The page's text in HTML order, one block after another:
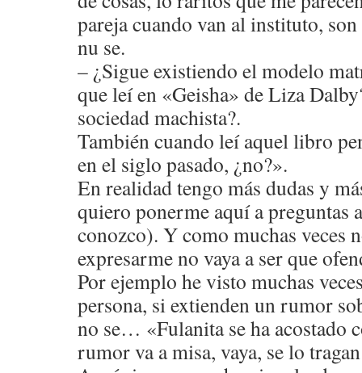
pareja cuando van al instituto,
nu se.
– ¿Sigue existiendo el modelo
que leí en «Geisha» de Liza
sociedad machista?.
También cuando leí aquel libro
en el siglo pasado, ¿no?».
En realidad tengo más dudas y
quiero ponerme aquí a preguntas
conozco). Y como muchas veces
expresarme no vaya a ser que
Por ejemplo he visto muchas
persona, si extienden un rumor
no se… «Fulanita se ha acostado
rumor va a misa, vaya, se lo